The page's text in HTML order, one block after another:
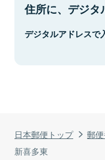
日本郵便トップ 郵
新喜多東
住所に、デジタ
デジタルアドレスで